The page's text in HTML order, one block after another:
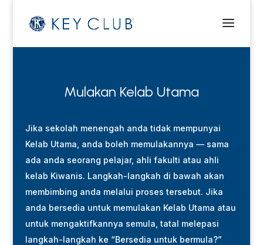
Mulakan Kelab Utama
Jika sekolah menengah anda tidak mempunyai
Kelab Utama, anda boleh memulakannya — sama
ada anda seorang pelajar, ahli fakulti atau ahli
kelab Kiwanis. Langkah-langkah di bawah akan
membimbing anda melalui proses tersebut. Jika
anda bersedia untuk memulakan Kelab Utama atau
untuk mengaktifkannya semula, tatal melepasi
langkah-langkah ke “Bersedia untuk bermula?”